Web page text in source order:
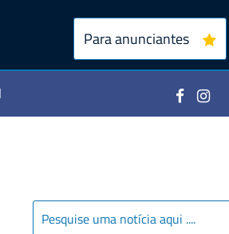
Para anunciantes